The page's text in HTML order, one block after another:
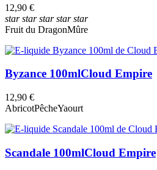
12,90 €
starstarstarstarstar
Fruit du DragonMûre
Byzance 100mlCloud Empire
12,90 €
AbricotPêcheYaourt
Scandale 100mlCloud Empire